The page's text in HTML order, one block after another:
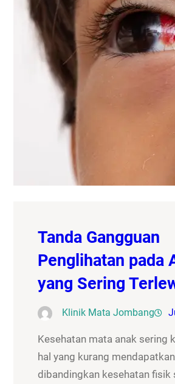
Tanda Gangguan
Penglihatan pada
yang Sering
Klinik Mata Jombang
Kesehatan mata anak sering
hal yang kurang
dibandingkan kesehatan fisik